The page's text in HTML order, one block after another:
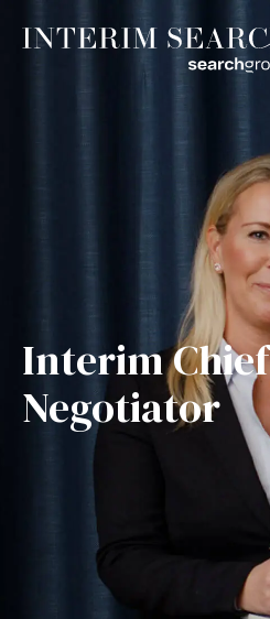
Interim Chief
Negotiator